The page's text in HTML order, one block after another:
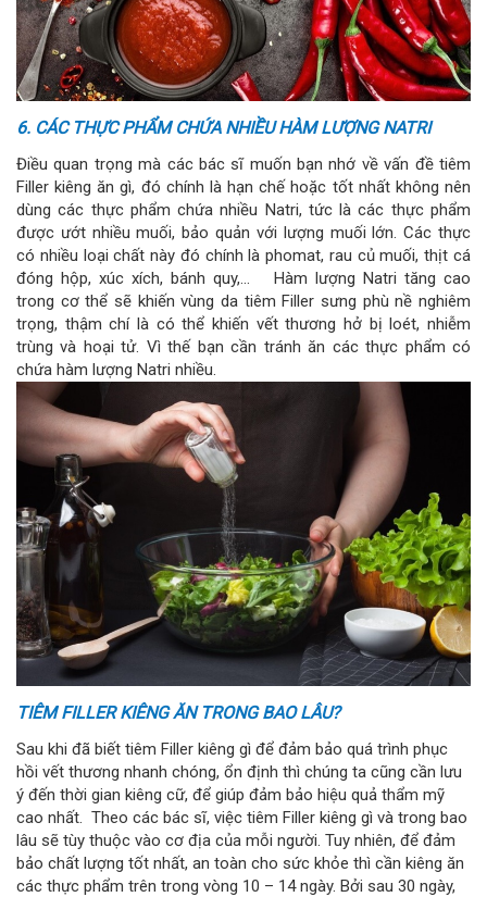
6. CÁC THỰC PHẨM CHỨA NHIỀU HÀM LƯỢNG NATRI
Điều quan trọng mà các bác sĩ muốn bạn nhớ về vấn đề tiêm
Filler kiêng ăn gì, đó chính là hạn chế hoặc tốt nhất không nên
dùng các thực phẩm chứa nhiều Natri, tức là các thực phẩm
được ướt nhiều muối, bảo quản với lượng muối lớn. Các thực
có nhiều loại chất này đó chính là phomat, rau củ muối, thịt cá
đóng hộp, xúc xích, bánh quy,… Hàm lượng Natri tăng cao
trong cơ thể sẽ khiến vùng da tiêm Filler sưng phù nề nghiêm
trọng, thậm chí là có thể khiến vết thương hở bị loét, nhiễm
trùng và hoại tử. Vì thế bạn cần tránh ăn các thực phẩm có
chứa hàm lượng Natri nhiều.
TIÊM FILLER KIÊNG ĂN TRONG BAO LÂU?
Sau khi đã biết tiêm Filler kiêng gì để đảm bảo quá trình phục
hồi vết thương nhanh chóng, ổn định thì chúng ta cũng cần lưu
ý đến thời gian kiêng cữ, để giúp đảm bảo hiệu quả thẩm mỹ
cao nhất. Theo các bác sĩ, việc tiêm Filler kiêng gì và trong bao
lâu sẽ tùy thuộc vào cơ địa của mỗi người. Tuy nhiên, để đảm
bảo chất lượng tốt nhất, an toàn cho sức khỏe thì cần kiêng ăn
các thực phẩm trên trong vòng 10 – 14 ngày. Bởi sau 30 ngày,